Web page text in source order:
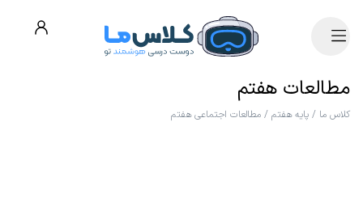
مطالعات هفتم
کلاس ما / پایه هفتم / مطالعات اجتماعی هفتم